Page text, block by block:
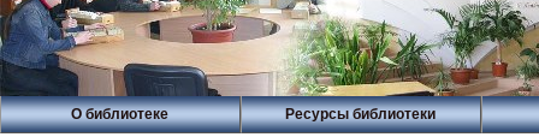
О библиотеке Ресурсы библиотеки